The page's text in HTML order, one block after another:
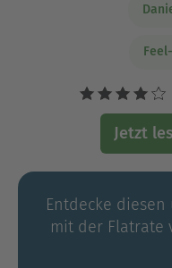
Jetzt
Entdecke
mit der Flatrate